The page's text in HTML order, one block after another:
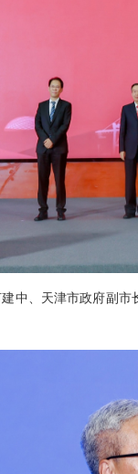
中、天津市政府副